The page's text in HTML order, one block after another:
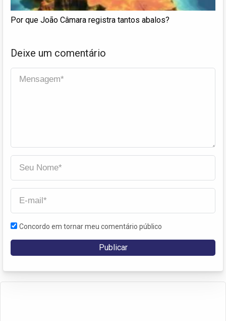
Por que João Câmara registra tantos abalos?
Deixe um comentário
Concordo em tornar meu comentário público